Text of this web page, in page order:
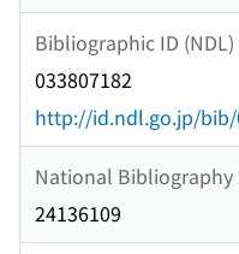
Bibliographic ID (NDL)
033807182
http://id.ndl.go.jp/bib/
National Bibliography
24136109